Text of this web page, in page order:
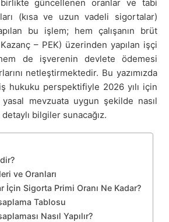
güncellenen oranlar ve tabi
(kısa ve uzun vadeli sigortalar)
bu işlem; hem çalışanın brüt
– PEK) üzerinden yapılan işçi
de işverenin devlete ödemesi
netleştirmektedir. Bu yazımızda
hukuku perspektifiyle 2026 yılı için
mevzuata uygun şekilde nasıl
bilgiler sunacağız.
ve Oranları
İçin Sigorta Primi Oranı Ne Kadar?
Tablosu
Nasıl Yapılır?